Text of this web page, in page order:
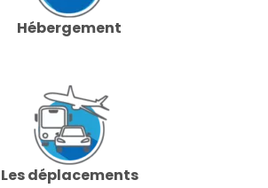
Hébergement
Les déplacements